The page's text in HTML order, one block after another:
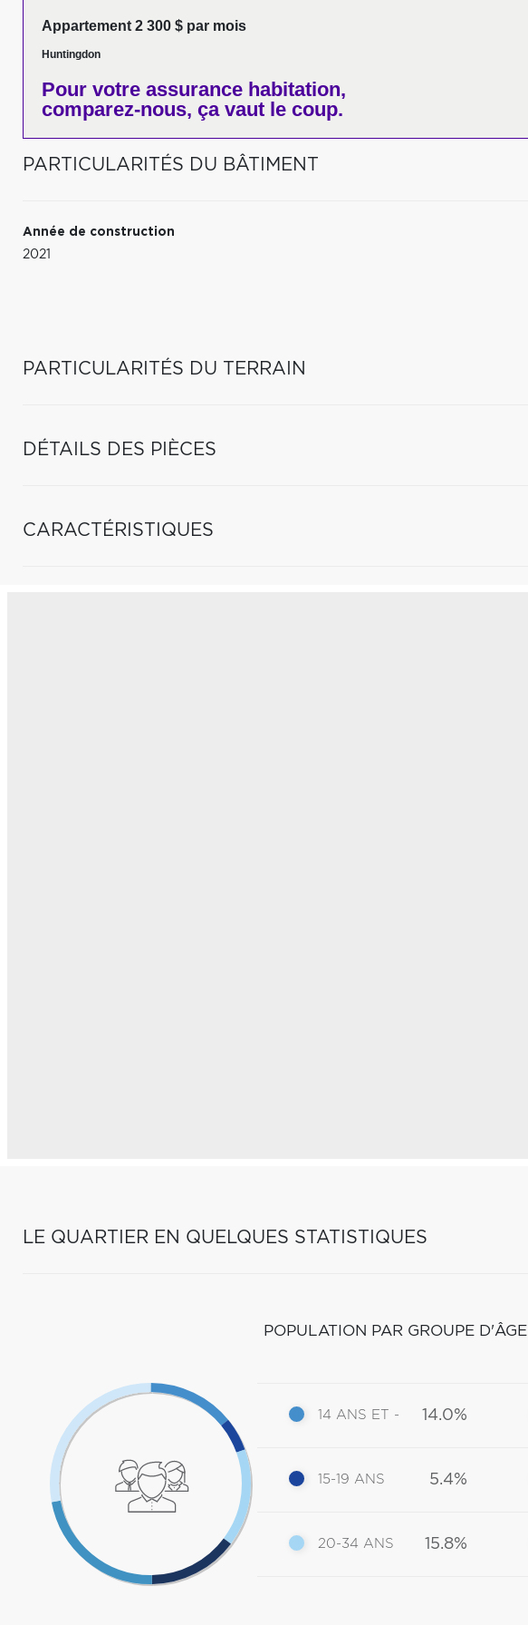
Appartement 2 300 $ par mois
Huntingdon
Pour votre assurance habitation,
comparez-nous, ça vaut le coup.
PARTICULARITÉS DU BÂTIMENT
Année de construction
2021
PARTICULARITÉS DU TERRAIN
DÉTAILS DES PIÈCES
CARACTÉRISTIQUES
LE QUARTIER EN QUELQUES STATISTIQUES
POPULATION PAR GROUPE D'ÂGE
14 ANS ET - 14.0%
15-19 ANS 5.4%
20-34 ANS 15.8%